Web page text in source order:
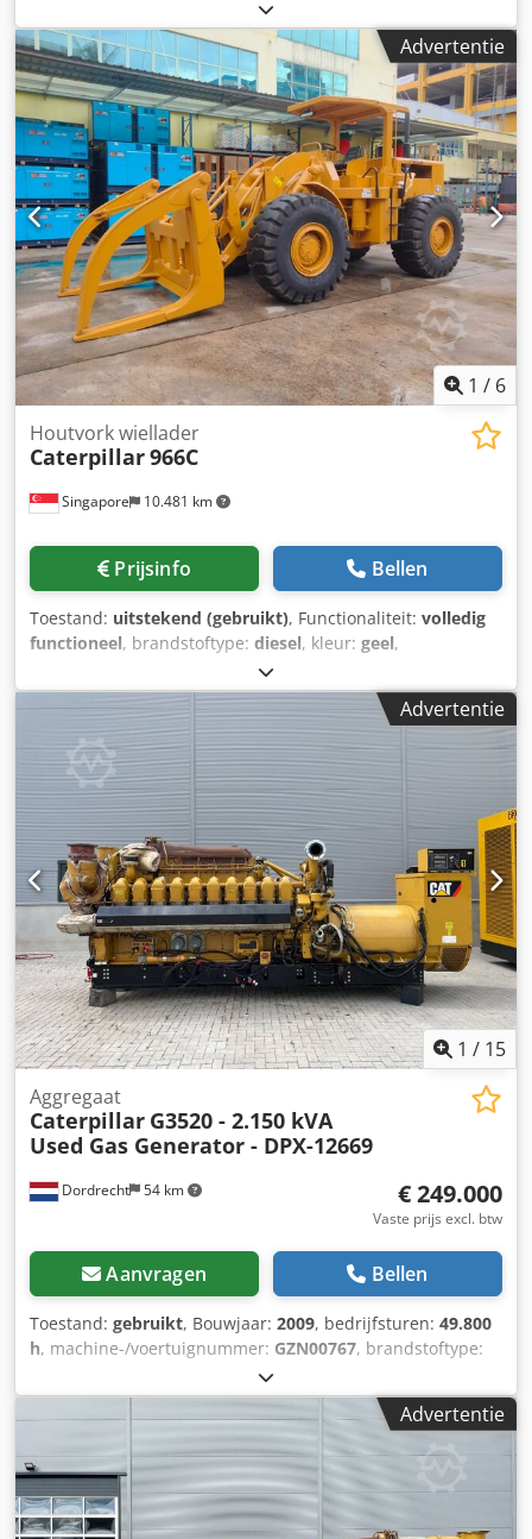
313 l, emissieklasse:
Bouwjaar:2016, bedrijfsturen:18.000 h, Aantal cilinders: 6
Ledig gewicht: 23.200 kg Motor type: Caterpillar C9.3
ACERT Dcsdpfx Amoy Tygqeksk
Advertentie
1 / 6
Singapore 10.481 km
Houtvork wiellader
Caterpillar966C
Prijsinfo Bellen
Toestand: uitstekend (gebruikt), Functionaliteit: volledig
functioneel, brandstoftype: diesel, kleur: geel,
, rijconditie:
1, machine-/voertuignummer:KM&EW144, Uitrusting:
cabine, hydraulica, Product Beschrijving Gebruikte
houthakmachines Gefabriceerd door Caterpillar Model CAT
966C Werkt op dieselmotor Machine verkocht in deze staat
Dcodpfxoum Eiuo Amkek Meer informatie Neem contact op
met VIJAY JPN Industrial Trading Pte Ltd 13A pandan
crescent, Singapore 128478
Advertentie
1 / 15
Dordrecht 54 km
Aggregaat
Caterpillar G3520 - 2.150 kVA
Used Gas Generator - DPX-12669
€ 249.000
Vaste prijs excl. btw
Aanvragen Bellen
Toestand: gebruikt, Bouwjaar: 2009, bedrijfsturen: 49.800
h, machine-/voertuignummer: GZN00767, brandstoftype:
Caterpillar G3520C
Toepassingsgebied: bouw Leeggewicht: 17.500 kg
Generatorvermogen: 2.150 kVA Afmetingen laadruimte: 7 x
2 x 27 cm Neem contact op met Team DPX voor meer
informatie. Djdpezpdn Uefx Amkjck = Extra opties en
accessoires = - Bedieningspaneel
Advertentie